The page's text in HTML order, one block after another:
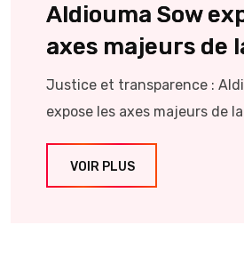
Aldiouma Sow
axes majeurs de
Justice et transparence :
expose les axes majeurs de
VOIR PLUS